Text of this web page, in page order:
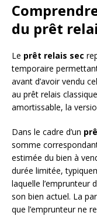
du prêt
Le prêt relais sec
temporaire
avant d’avoir vendu
au prêt relais
amortissable, la
Dans le cadre d’un
somme
estimée du bien à
durée limitée,
laquelle l’emprunteur
son bien actuel. La
que l’emprunteur ne